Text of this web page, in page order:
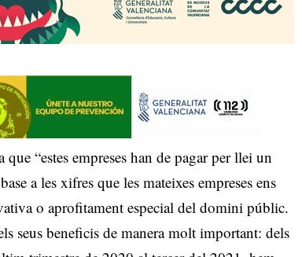
“estes empreses han de pagar per llei un
a les xifres que les mateixes empreses ens
o aprofitament especial del domini públic.
seus beneficis de manera molt important: dels